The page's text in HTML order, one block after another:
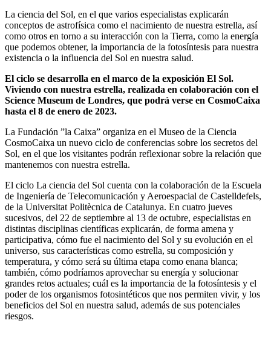
La ciencia del Sol, en el que varios especialistas explicarán
conceptos de astrofísica como el nacimiento de nuestra estrella, así
como otros en torno a su interacción con la Tierra, como la energía
que podemos obtener, la importancia de la fotosíntesis para nuestra
existencia o la influencia del Sol en nuestra salud.
El ciclo se desarrolla en el marco de la exposición El Sol.
Viviendo con nuestra estrella, realizada en colaboración con el
Science Museum de Londres, que podrá verse en CosmoCaixa
hasta el 8 de enero de 2023.
La Fundación ”la Caixa” organiza en el Museo de la Ciencia
CosmoCaixa un nuevo ciclo de conferencias sobre los secretos del
Sol, en el que los visitantes podrán reflexionar sobre la relación que
mantenemos con nuestra estrella.
El ciclo La ciencia del Sol cuenta con la colaboración de la Escuela
de Ingeniería de Telecomunicación y Aeroespacial de Castelldefels,
de la Universitat Politècnica de Catalunya. En cuatro jueves
sucesivos, del 22 de septiembre al 13 de octubre, especialistas en
distintas disciplinas científicas explicarán, de forma amena y
participativa, cómo fue el nacimiento del Sol y su evolución en el
universo, sus características como estrella, su composición y
temperatura, y cómo será su última etapa como enana blanca;
también, cómo podríamos aprovechar su energía y solucionar
grandes retos actuales; cuál es la importancia de la fotosíntesis y el
poder de los organismos fotosintéticos que nos permiten vivir, y los
beneficios del Sol en nuestra salud, además de sus potenciales
riesgos.